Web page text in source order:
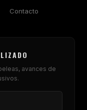
Contacto
avances de